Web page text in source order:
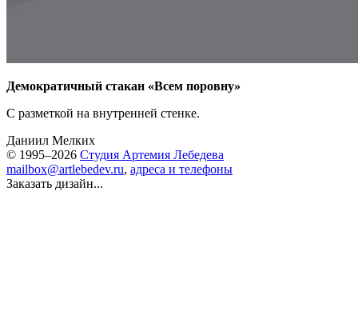
Демократичный стакан «Всем поровну»
С разметкой на внутренней стенке.
Даниил Мелких
© 1995–2026 Студия Артемия Лебедева
mailbox@artlebedev.ru, адреса и телефоны
Заказать дизайн...